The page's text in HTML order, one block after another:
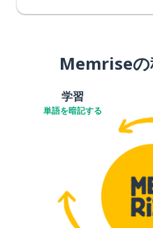
Memriseの
学習
単語を暗記する